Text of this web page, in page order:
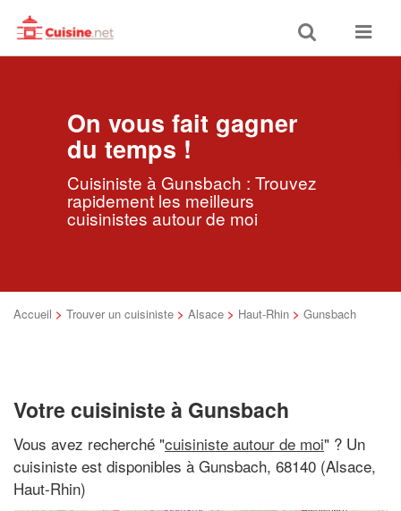
Toggle
search
Toggle
On vous fait gagner
du temps !
Cuisiniste à Gunsbach : Trouvez
rapidement les meilleurs
cuisinistes autour de moi
Accueil > Trouver un cuisiniste > Alsace > Haut-Rhin > Gunsbach
Votre cuisiniste à Gunsbach
Vous avez recherché "cuisiniste autour de moi" ? Un
cuisiniste est disponibles à Gunsbach, 68140 (Alsace,
Haut-Rhin)